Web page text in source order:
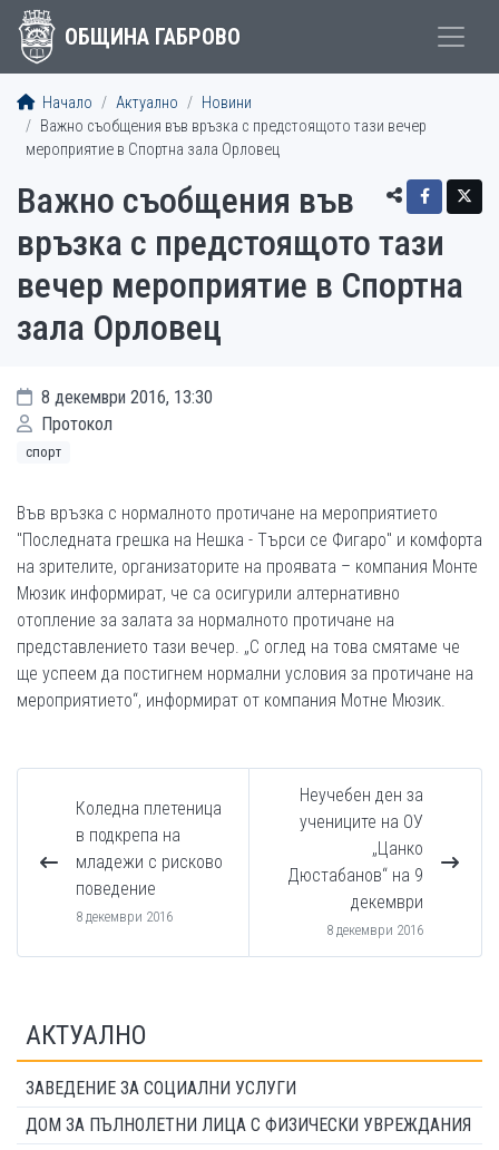
ОБЩИНА ГАБРОВО
Начало Актуално
Новини
Важно съобщения във връзка с предстоящото тази вечер
мероприятие в Спортна зала Орловец
Важно съобщения във
връзка с предстоящото тази
вечер мероприятие в Спортна
зала Орловец
8 декември 2016, 13:30
Протокол
спорт
Във връзка с нормалното протичане на мероприятието
"Последната грешка на Нешка - Търси се Фигаро" и комфорта
на зрителите, организаторите на проявата – компания Монте
Мюзик информират, че са осигурили алтернативно
отопление за залата за нормалното протичане на
представлението тази вечер. „С оглед на това смятаме че
ще успеем да постигнем нормални условия за протичане на
мероприятието“, информират от компания Мотне Мюзик.
Коледна плетеница
в подкрепа на
младежи с рисково
поведение
8 декември 2016
Неучебен ден за
учениците на ОУ
„Цанко
Дюстабанов“ на 9
декември
8 декември 2016
АКТУАЛНО
ЗАВЕДЕНИЕ ЗА СОЦИАЛНИ УСЛУГИ
ДОМ ЗА ПЪЛНОЛЕТНИ ЛИЦА С ФИЗИЧЕСКИ УВРЕЖДАНИЯ